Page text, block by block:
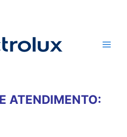
ATENDIMENTO: